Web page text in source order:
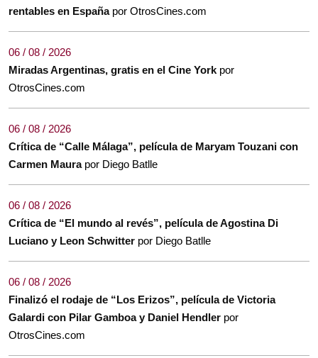
rentables en España por OtrosCines.com
06 / 08 / 2026
Miradas Argentinas, gratis en el Cine York por
OtrosCines.com
06 / 08 / 2026
Crítica de “Calle Málaga”, película de Maryam Touzani con
Carmen Maura por Diego Batlle
06 / 08 / 2026
Crítica de “El mundo al revés”, película de Agostina Di
Luciano y Leon Schwitter por Diego Batlle
06 / 08 / 2026
Finalizó el rodaje de “Los Erizos”, película de Victoria
Galardi con Pilar Gamboa y Daniel Hendler por
OtrosCines.com